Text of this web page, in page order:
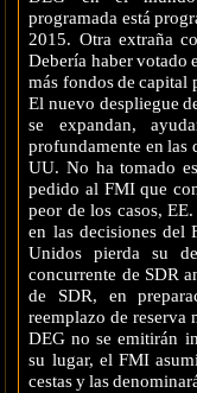
programada está
2015. Otra extraña
Debería haber votado
más fondos de capital
El nuevo despliegue
se expandan,
profundamente en las
UU. No ha tomado
pedido al FMI que
peor de los casos,
en las decisiones del
Unidos pierda su
concurrente de SDR
de SDR, en
reemplazo de reserva
DEG no se emitirán
su lugar, el FMI
cestas y las